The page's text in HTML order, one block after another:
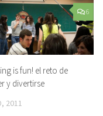
6
is fun! el reto de
y divertirse
2011